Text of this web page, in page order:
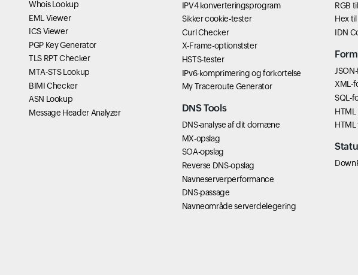
Whois Lookup
EML Viewer
ICS Viewer
PGP Key Generator
TLS RPT Checker
MTA-STS Lookup
BIMI Checker
ASN Lookup
Message Header Analyzer
IPV4 konverteringsprogram
Sikker cookie-tester
Curl Checker
X-Frame-optionstster
HSTS-tester
IPv6-komprimering og forkortelse
My Traceroute Generator
DNS Tools
DNS-analyse af dit domæne
MX-opslag
SOA-opslag
Reverse DNS-opslag
Navneserverperformance
DNS-passage
Navneområde serverdelegering
RGB
Hex til
IDN
XML-
SQL-